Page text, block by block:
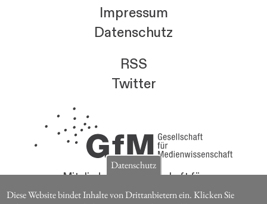
Impressum
Datenschutz
RSS
Twitter
Mitglieder der Gesellschaft für
Medienwissenschaft erhalten die Zeitschrift für
Datenschutz
Diese Website bindet Inhalte von Drittanbietern ein. Klicken Sie